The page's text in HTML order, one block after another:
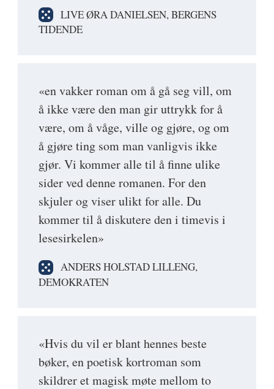
LIVE ØRA DANIELSEN, BERGENS
TIDENDE
«en vakker roman om å gå seg vill, om
å ikke være den man gir uttrykk for å
være, om å våge, ville og gjøre, og om
å gjøre ting som man vanligvis ikke
gjør. Vi kommer alle til å finne ulike
sider ved denne romanen. For den
skjuler og viser ulikt for alle. Du
kommer til å diskutere den i timevis i
lesesirkelen»
ANDERS HOLSTAD LILLENG,
DEMOKRATEN
«Hvis du vil er blant hennes beste
bøker, en poetisk kortroman som
skildrer et magisk møte mellom to